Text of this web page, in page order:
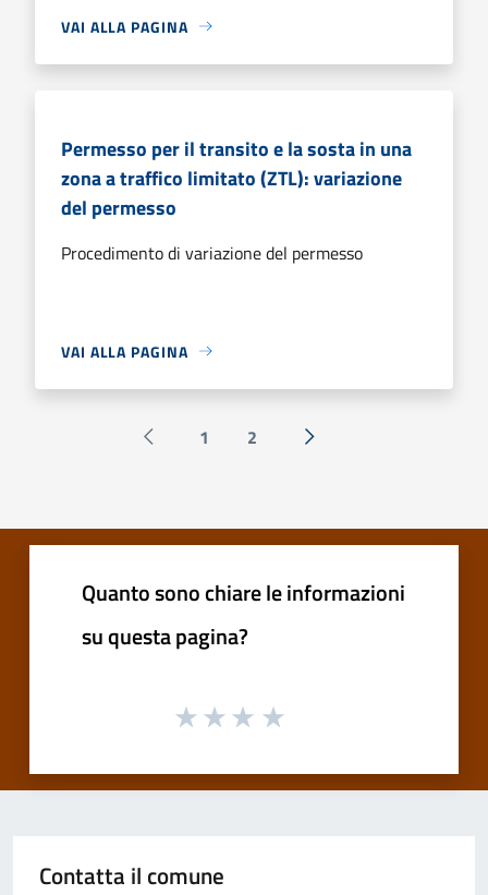
VAI ALLA PAGINA
Permesso per il transito e la sosta in una
zona a traffico limitato (ZTL): variazione
del permesso
Procedimento di variazione del permesso
VAI ALLA PAGINA
Pagina precedente
1 2 Successiva »
Quanto sono chiare le informazioni
su questa pagina?
Contatta il comune